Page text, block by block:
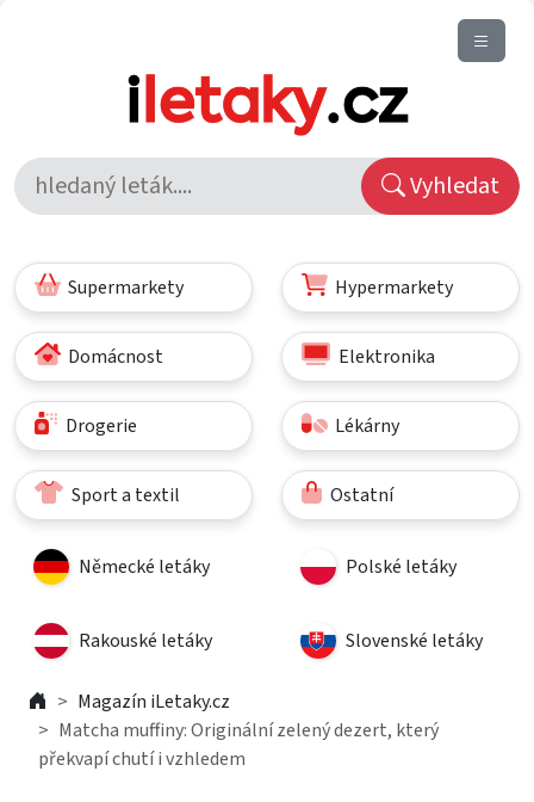
Vyhledat
Supermarkety Hypermarkety
Domácnost Elektronika
Drogerie Lékárny
Sport a textil Ostatní
Německé letáky Polské letáky
Rakouské letáky Slovenské letáky
Magazín iLetaky.cz
Matcha muffiny: Originální zelený dezert, který
překvapí chutí i vzhledem